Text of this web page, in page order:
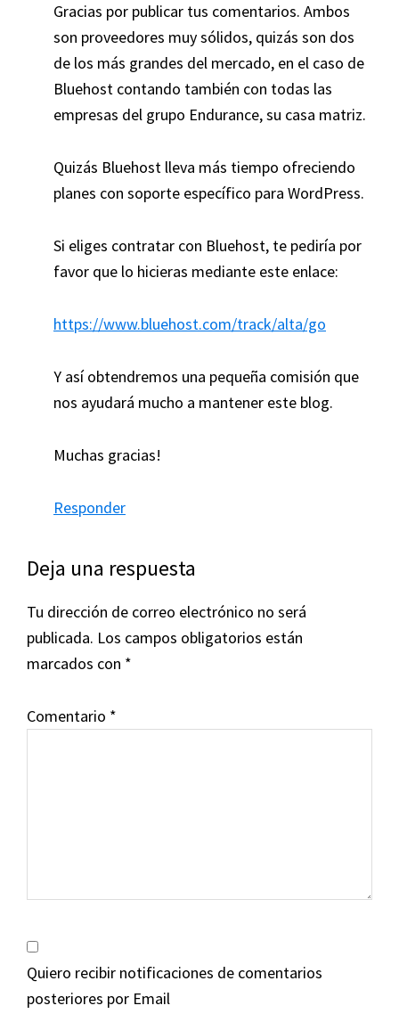
Gracias por publicar tus comentarios. Ambos
son proveedores muy sólidos, quizás son dos
de los más grandes del mercado, en el caso de
Bluehost contando también con todas las
empresas del grupo Endurance, su casa matriz.
Quizás Bluehost lleva más tiempo ofreciendo
planes con soporte específico para WordPress.
Si eliges contratar con Bluehost, te pediría por
favor que lo hicieras mediante este enlace:
https://www.bluehost.com/track/alta/go
Y así obtendremos una pequeña comisión que
nos ayudará mucho a mantener este blog.
Muchas gracias!
Responder
Deja una respuesta
Tu dirección de correo electrónico no será
publicada. Los campos obligatorios están
marcados con *
Comentario *
Quiero recibir notificaciones de comentarios
posteriores por Email